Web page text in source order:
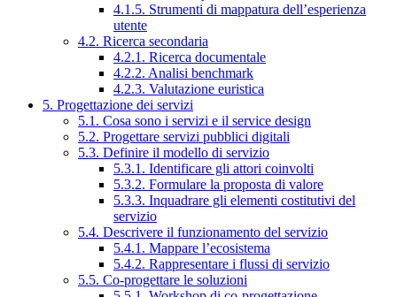
4.1.5. Strumenti di mappatura dell’esperienza
utente
4.2. Ricerca secondaria
4.2.1. Ricerca documentale
4.2.2. Analisi benchmark
4.2.3. Valutazione euristica
5. Progettazione dei servizi
5.1. Cosa sono i servizi e il service design
5.2. Progettare servizi pubblici digitali
5.3. Definire il modello di servizio
5.3.1. Identificare gli attori coinvolti
5.3.2. Formulare la proposta di valore
5.3.3. Inquadrare gli elementi costitutivi del
servizio
5.4. Descrivere il funzionamento del servizio
5.4.1. Mappare l’ecosistema
5.4.2. Rappresentare i flussi di servizio
5.5. Co-progettare le soluzioni